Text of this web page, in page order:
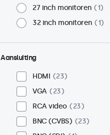
27 inch monitoren
1
32 inch monitoren
1
Aansluiting
HDMI
23
VGA
23
RCA video
23
BNC (CVBS)
23